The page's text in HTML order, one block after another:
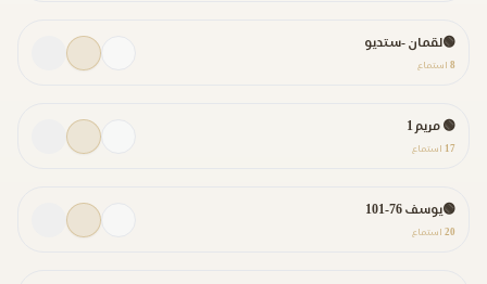
🟢لقمان -ستديو
8 استماع
🟢 مريم 1
17 استماع
🟢يوسف 76-101
20 استماع